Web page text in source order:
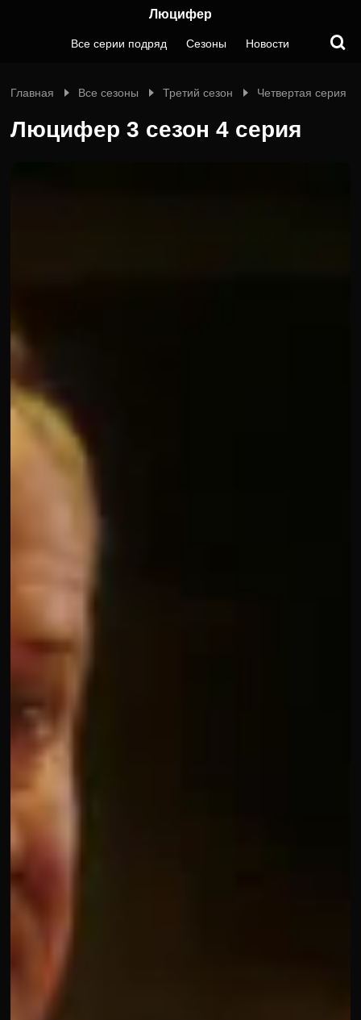
Люцифер
Все серии подряд Сезоны Новости
Главная Все сезоны Третий сезон Четвертая серия
Люцифер 3 сезон 4 серия